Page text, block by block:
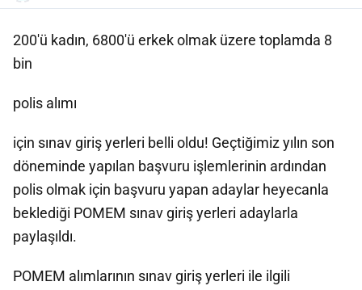
200'ü kadın, 6800'ü erkek olmak üzere toplamda 8
bin
polis alımı
için sınav giriş yerleri belli oldu! Geçtiğimiz yılın son
döneminde yapılan başvuru işlemlerinin ardından
polis olmak için başvuru yapan adaylar heyecanla
beklediği POMEM sınav giriş yerleri adaylarla
paylaşıldı.
POMEM alımlarının sınav giriş yerleri ile ilgili